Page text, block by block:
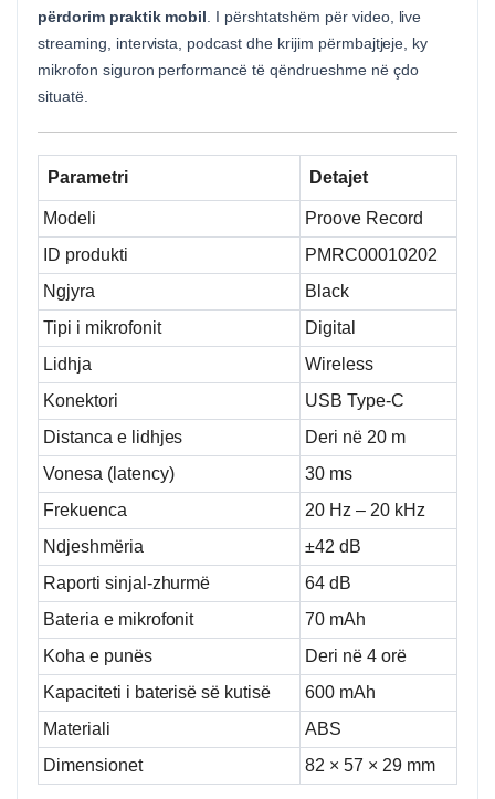
përdorim praktik mobil . I përshtatshëm për video, live
streaming, intervista, podcast dhe krijim përmbajtjeje, ky
mikrofon siguron performancë të qëndrueshme në çdo
situatë.
Parametri Detajet
Modeli
Proove Record
ID produkti
PMRC00010202
Ngjyra
Black
Tipi i mikrofonit
Digital
Lidhja
Wireless
Konektori
USB Type-C
Distanca e lidhjes
Deri në 20 m
Vonesa (latency)
30 ms
Frekuenca
20 Hz – 20 kHz
Ndjeshmëria
±42 dB
Raporti sinjal-zhurmë
64 dB
Bateria e mikrofonit
70 mAh
Koha e punës
Deri në 4 orë
Kapaciteti i baterisë së kutisë
600 mAh
Materiali
ABS
Dimensionet
82 × 57 × 29 mm